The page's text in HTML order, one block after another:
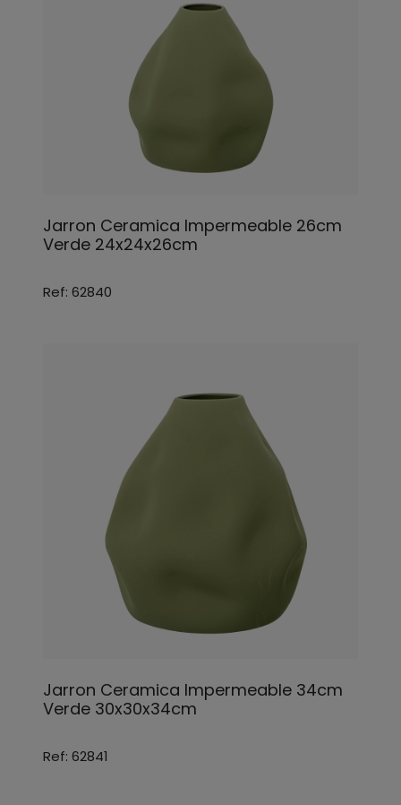
Jarron Ceramica Impermeable 26cm
Verde 24x24x26cm
Ref: 62840
Jarron Ceramica Impermeable 34cm
Verde 30x30x34cm
Ref: 62841